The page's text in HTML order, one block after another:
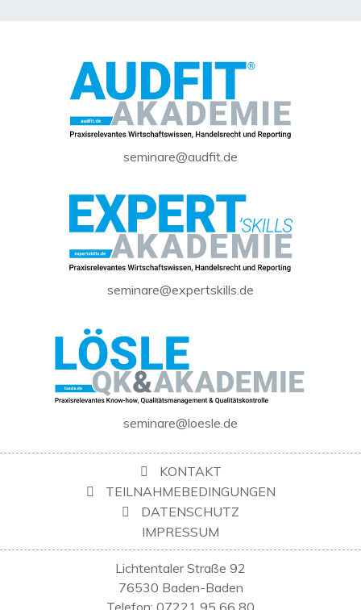
seminare@audfit.de
seminare@expertskills.de
seminare@loesle.de
KONTAKT
TEILNAHMEBEDINGUNGEN
DATENSCHUTZ
IMPRESSUM
Lichtentaler Straße 92
76530 Baden-Baden
Telefon: 07221 95 66 80